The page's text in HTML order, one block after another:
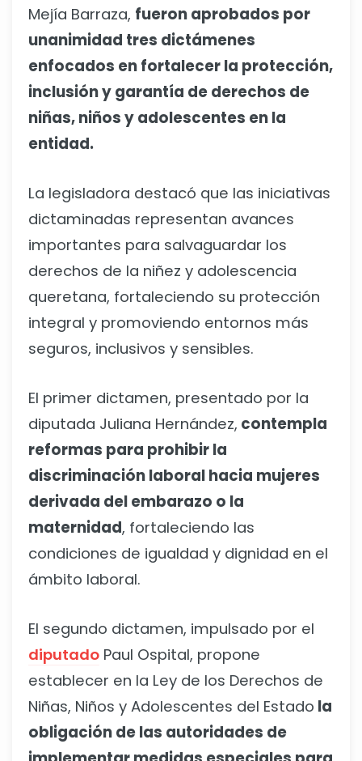
Mejía Barraza, fueron aprobados por
unanimidad tres dictámenes
enfocados en fortalecer la protección,
inclusión y garantía de derechos de
niñas, niños y adolescentes en la
entidad.
La legisladora destacó que las iniciativas
dictaminadas representan avances
importantes para salvaguardar los
derechos de la niñez y adolescencia
queretana, fortaleciendo su protección
integral y promoviendo entornos más
seguros, inclusivos y sensibles.
El primer dictamen, presentado por la
diputada Juliana Hernández, contempla
reformas para prohibir la
discriminación laboral hacia mujeres
derivada del embarazo o la
maternidad, fortaleciendo las
condiciones de igualdad y dignidad en el
ámbito laboral.
El segundo dictamen, impulsado por el
diputado Paul Ospital, propone
establecer en la Ley de los Derechos de
Niñas, Niños y Adolescentes del Estado la
obligación de las autoridades de